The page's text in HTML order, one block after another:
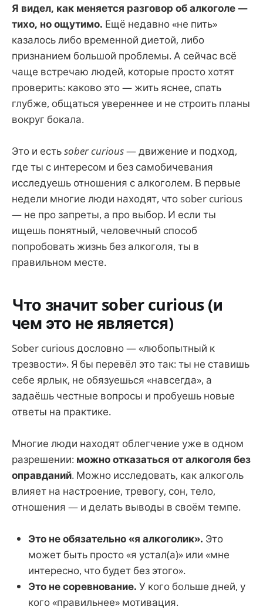
Я видел, как меняется разговор об алкоголе —
тихо, но ощутимо. Ещё недавно «не пить»
казалось либо временной диетой, либо
признанием большой проблемы. А сейчас всё
чаще встречаю людей, которые просто хотят
проверить: каково это — жить яснее, спать
глубже, общаться увереннее и не строить планы
вокруг бокала.
Это и естьsober curious— движение и подход,
где ты с интересом и без самобичевания
исследуешь отношения с алкоголем. В первые
недели многие люди находят, что sober curious
— не про запреты, а про выбор. И если ты
ищешь понятный, человечный способ
попробовать жизнь без алкоголя, ты в
правильном месте.
Что значит sober curious (и
чем это не является)
Sober curious дословно — «любопытный к
трезвости». Я бы перевёл это так: ты не ставишь
себе ярлык, не обязуешься «навсегда», а
задаёшь честные вопросы и пробуешь новые
ответы на практике.
Многие люди находят облегчение уже в одном
разрешении: можно отказаться от алкоголя без
оправданий. Можно исследовать, как алкоголь
влияет на настроение, тревогу, сон, тело,
отношения — и делать выводы в своём темпе.
Это не обязательно «я алкоголик». Это
может быть просто «я устал(а)» или «мне
интересно, что будет без этого».
Это не соревнование. У кого больше дней, у
кого «правильнее» мотивация.